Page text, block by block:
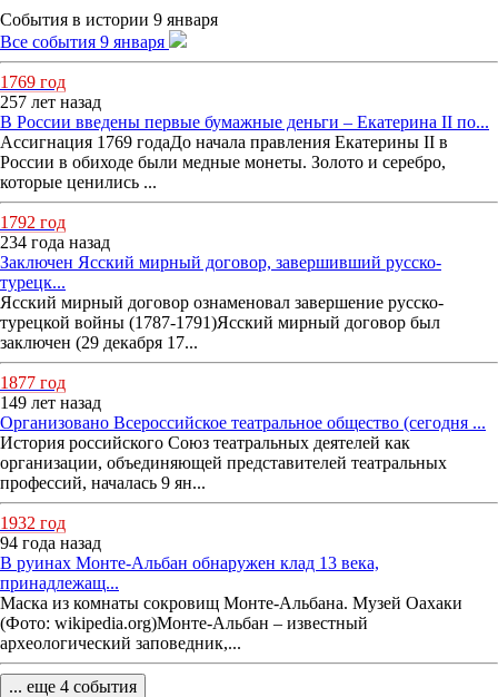
События в истории 9 января
Все события 9 января
1769 год
257 лет назад
В России введены первые бумажные деньги – Екатерина II по...
Ассигнация 1769 годаДо начала правления Екатерины II в
России в обиходе были медные монеты. Золото и серебро,
которые ценились ...
1792 год
234 года назад
Заключен Ясский мирный договор, завершивший русско-
турецк...
Ясский мирный договор ознаменовал завершение русско-
турецкой войны (1787-1791)Ясский мирный договор был
заключен (29 декабря 17...
1877 год
149 лет назад
Организовано Всероссийское театральное общество (сегодня ...
История российского Союз театральных деятелей как
организации, объединяющей представителей театральных
профессий, началась 9 ян...
1932 год
94 года назад
В руинах Монте-Альбан обнаружен клад 13 века,
принадлежащ...
Маска из комнаты сокровищ Монте-Альбана. Музей Оахаки
(Фото: wikipedia.org)Монте-Альбан – известный
археологический заповедник,...
... еще 4 события